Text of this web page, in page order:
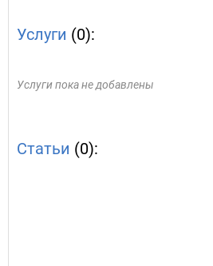
Услуги (0):
Услуги пока не добавлены
Статьи (0):